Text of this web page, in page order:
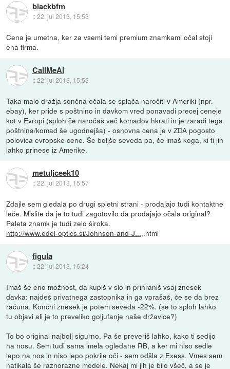
blackbfm
::22. jul 2013, 15:53
Cena je umetna, ker za vsemi temi premium znamkami očal stoji
ena firma.
CallMeAl
::22. jul 2013, 15:53
Taka malo dražja sončna očala se splača naročiti v Ameriki (npr.
ebay), ker pride s poštnino in davkom vred ponavadi precej ceneje
kot v Evropi (sploh če naročaš več komadov hkrati in je zaradi tega
poštnina/komad še ugodnejša) - osnovna cena je v ZDA pogosto
polovica evropske cene. Še boljše seveda pa, če imaš koga, ki ti jih
lahko prinese iz Amerike.
metuljceek10
::22. jul 2013, 15:57
Zdajle sem gledala po drugi spletni strani - prodajajo tudi kontaktne
leče. Mislite da je to tudi zagotovilo da prodajajo očala original?
Paleta znamk je tudi zelo široka.
http://www.edel-optics.si/Johnson-and-J...,.html
figula
::22. jul 2013, 16:24
Imaš še eno možnost, da kupiš v slo in prihraniš vsaj znesek
davka: najdeš privatnega zastopnika in ga vprašaš, če se da brez
računa. Končni znesek je potem seveda -22%. (se to sploh lahko
tu objavi ali je to preveliko goljufanje naše državice?)
To bo original najbolj sigurno. Pa še preveriš lahko, kako ti sedijo
na nosu. Sem tudi sama imela ogledane RB, a ker mi niso sedle
lepo na nos in niso lepo pokrile oči - sem odšla z Exess. Vmes sem
natikala še raznorazne modele. Nekaj mi jih je bilo všeč, a se je